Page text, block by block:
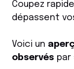
Coupez
dépassent
Voici un
observés par